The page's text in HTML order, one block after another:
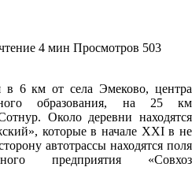
4 мин Просмотров 503
в 6 км от села Эмеково, центра
образования, на 25 км
Около деревни находятся
которые в начале XXI в не
автотрассы находятся поля
предприятия «Совхоз